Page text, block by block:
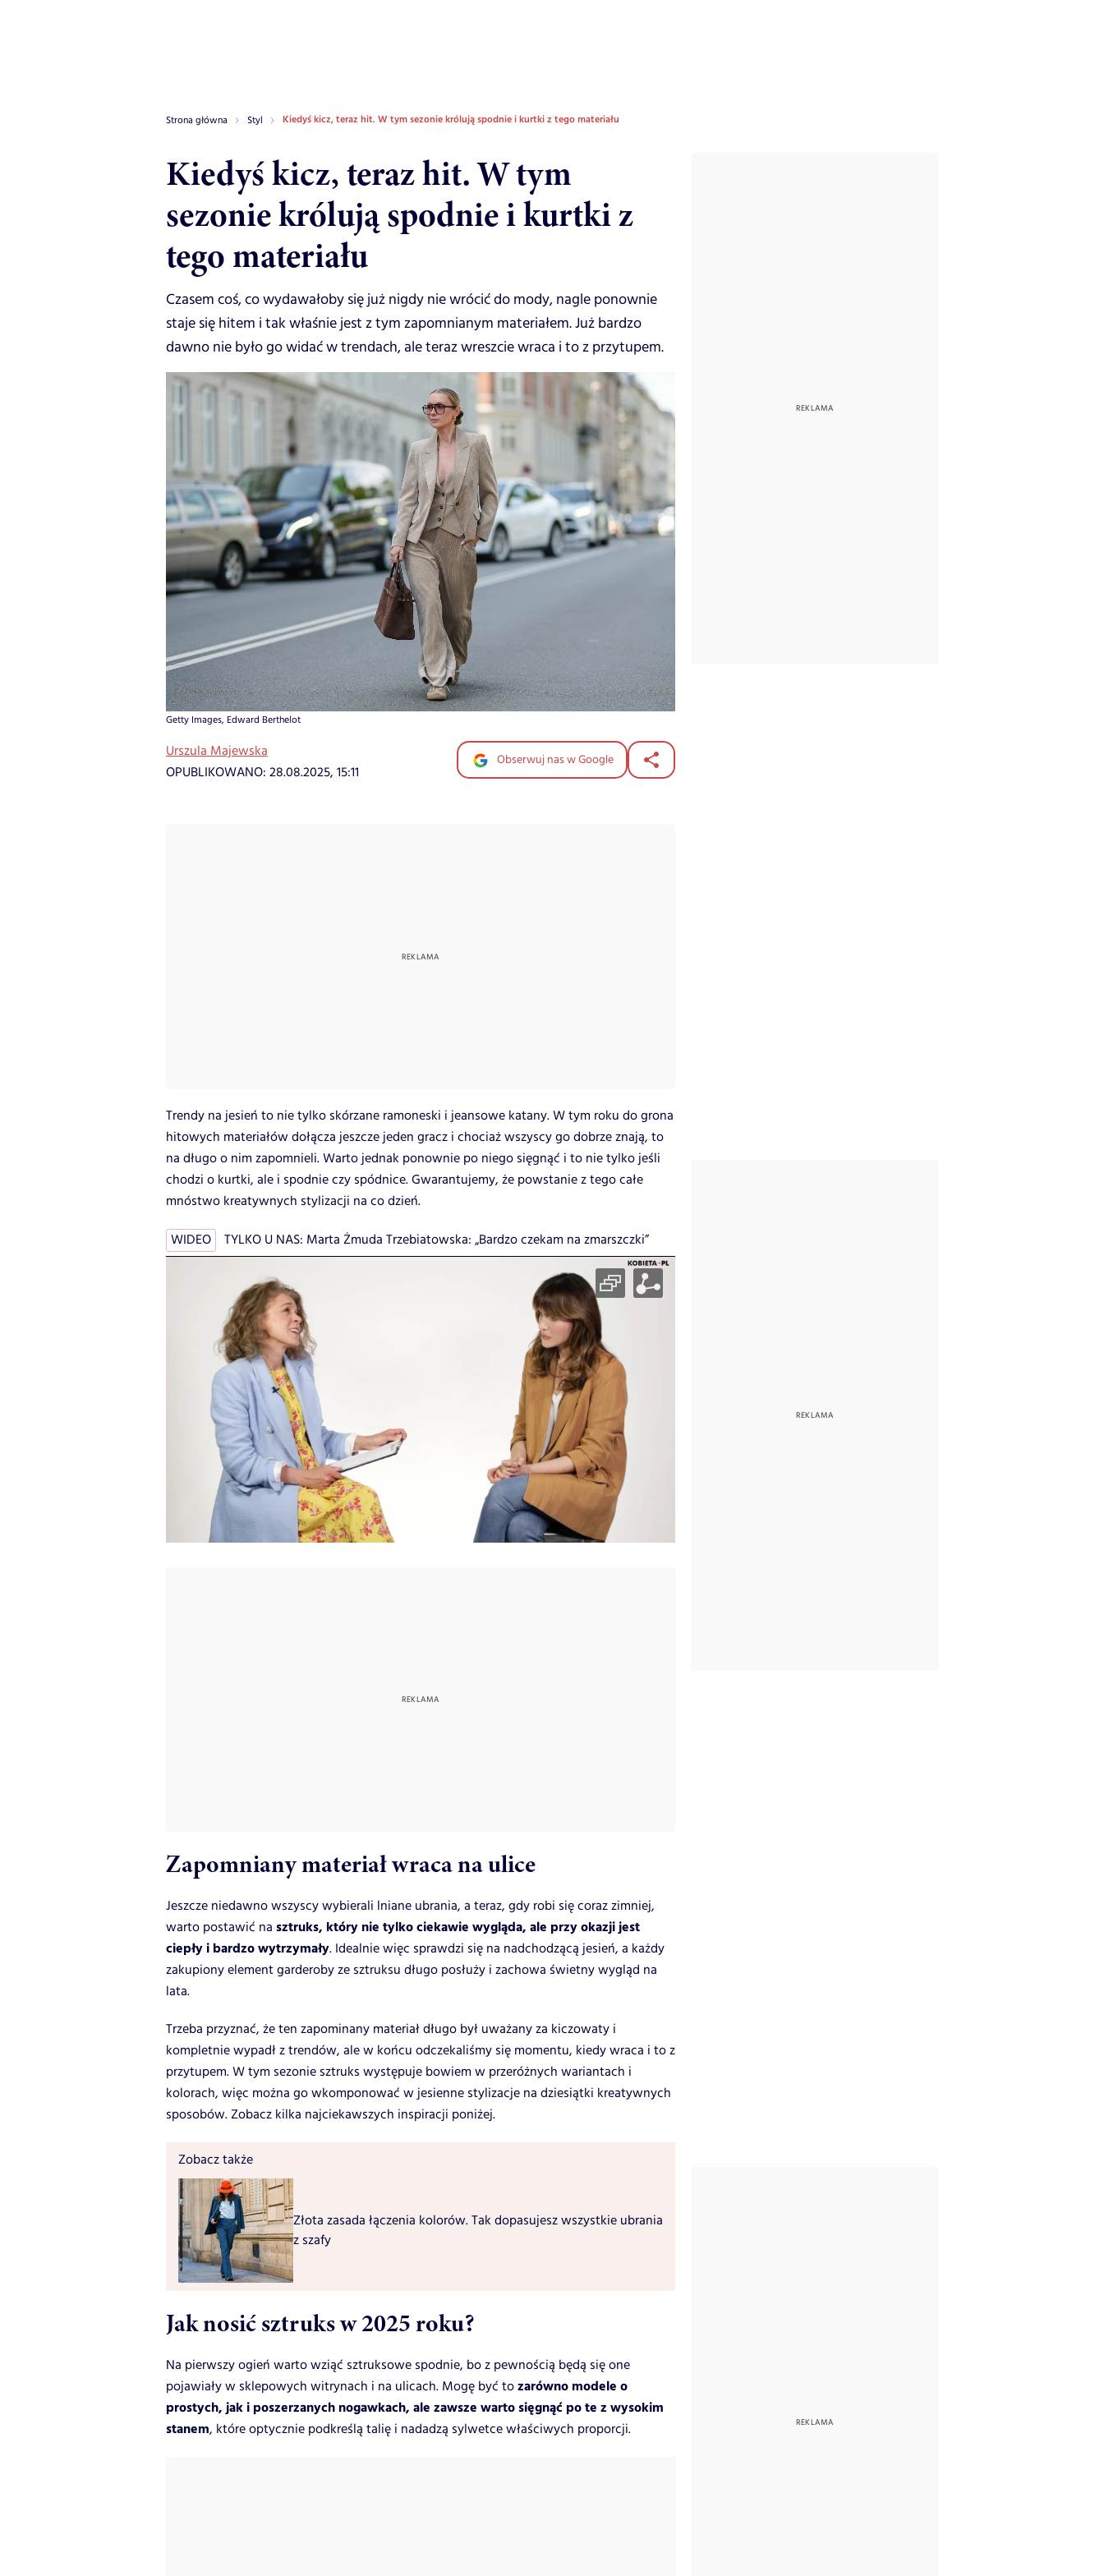
Strona główna Styl Kiedyś kicz, teraz hit. W tym sezonie królują spodnie i kurtki z tego materiału
Kiedyś kicz, teraz hit. W tym
sezonie królują spodnie i kurtki z
tego materiału
Czasem coś, co wydawałoby się już nigdy nie wrócić do mody, nagle ponownie
staje się hitem i tak właśnie jest z tym zapomnianym materiałem. Już bardzo
dawno nie było go widać w trendach, ale teraz wreszcie wraca i to z przytupem.
Getty Images, Edward Berthelot
Urszula Majewska
OPUBLIKOWANO: 28.08.2025, 15:11
Obserwuj nas w Google
Trendy na jesień to nie tylko skórzane ramoneski i jeansowe katany. W tym roku do grona
hitowych materiałów dołącza jeszcze jeden gracz i chociaż wszyscy go dobrze znają, to
na długo o nim zapomnieli. Warto jednak ponownie po niego sięgnąć i to nie tylko jeśli
chodzi o kurtki, ale i spodnie czy spódnice. Gwarantujemy, że powstanie z tego całe
mnóstwo kreatywnych stylizacji na co dzień.
WIDEO TYLKO U NAS: Marta Żmuda Trzebiatowska: „Bardzo czekam na zmarszczki”
Zapomniany materiał wraca na ulice
Jeszcze niedawno wszyscy wybierali lniane ubrania, a teraz, gdy robi się coraz zimniej,
warto postawić na sztruks, który nie tylko ciekawie wygląda, ale przy okazji jest
ciepły i bardzo wytrzymały. Idealnie więc sprawdzi się na nadchodzącą jesień, a każdy
zakupiony element garderoby ze sztruksu długo posłuży i zachowa świetny wygląd na
lata.
Trzeba przyznać, że ten zapominany materiał długo był uważany za kiczowaty i
kompletnie wypadł z trendów, ale w końcu odczekaliśmy się momentu, kiedy wraca i to z
przytupem. W tym sezonie sztruks występuje bowiem w przeróżnych wariantach i
kolorach, więc można go wkomponować w jesienne stylizacje na dziesiątki kreatywnych
sposobów. Zobacz kilka najciekawszych inspiracji poniżej.
Zobacz także
Złota zasada łączenia kolorów. Tak dopasujesz wszystkie ubrania
z szafy
Jak nosić sztruks w 2025 roku?
Na pierwszy ogień warto wziąć sztruksowe spodnie, bo z pewnością będą się one
pojawiały w sklepowych witrynach i na ulicach. Mogę być tozarówno modele o
prostych, jak i poszerzanych nogawkach, ale zawsze warto sięgnąć po te z wysokim
stanem, które optycznie podkreślą talię i nadadzą sylwetce właściwych proporcji.